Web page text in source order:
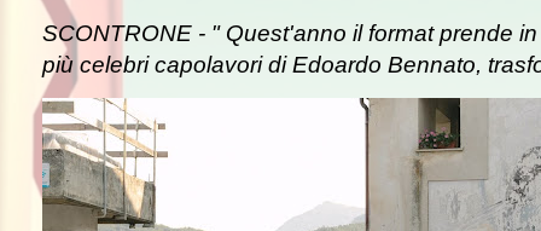
SCONTRONE - " Quest'anno il format prende
più celebri capolavori di Edoardo Bennato,